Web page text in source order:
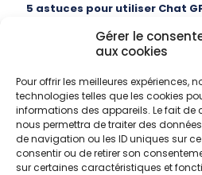
Gérer le
aux cookies
Pour offrir les meilleures expériences,
technologies telles que les cookies
informations des appareils. Le fait de
nous permettra de traiter des
de navigation ou les ID uniques sur
consentir ou de retirer son
sur certaines caractéristiques et
5 astuces pour utiliser Chat
En savoir plus
27 mai 2024
Fiche de Vérification
En savoir plus